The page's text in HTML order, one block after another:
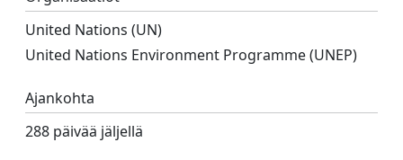
United Nations (UN)
United Nations Environment Programme (UNEP)
Ajankohta
288 päivää jäljellä